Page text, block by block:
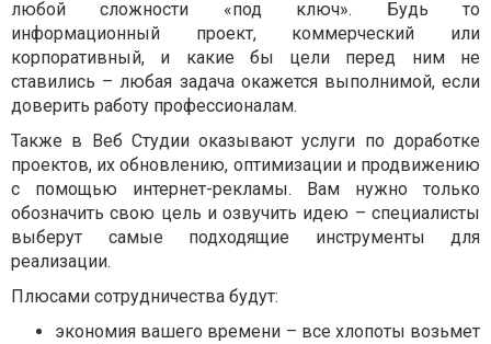
любой сложности «под ключ». Будь то
информационный проект, коммерческий или
корпоративный, и какие бы цели перед ним не
ставились – любая задача окажется выполнимой, если
доверить работу профессионалам.
Также в Веб Студии оказывают услуги по доработке
проектов, их обновлению, оптимизации и продвижению
с помощью интернет-рекламы. Вам нужно только
обозначить свою цель и озвучить идею – специалисты
выберут самые подходящие инструменты для
реализации.
Плюсами сотрудничества будут:
экономия вашего времени – все хлопоты возьмет